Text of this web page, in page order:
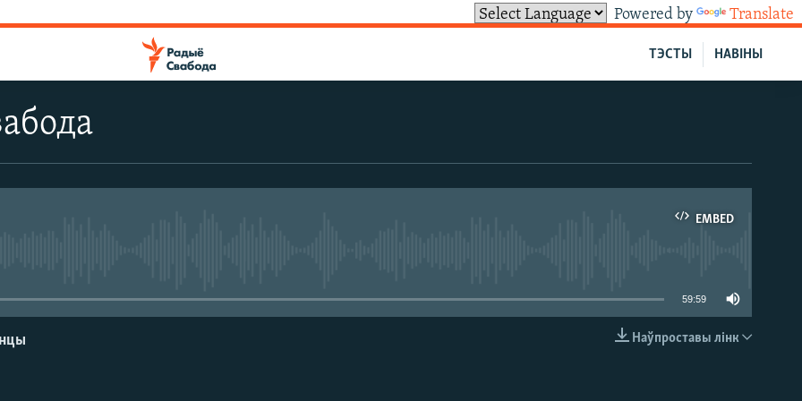
Powered by Translate
НАВІНЫ
ТЭСТЫ
EMBED
59:59
Наўпроставы лінк